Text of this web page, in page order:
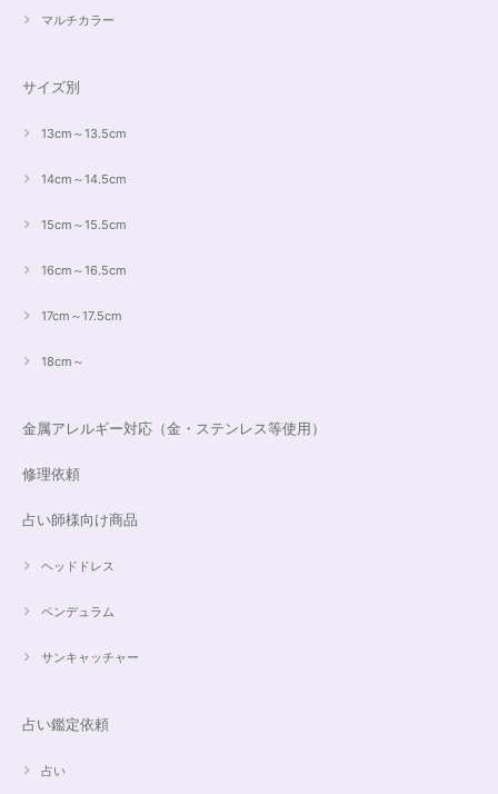
マルチカラー
サイズ別
13cm～13.5cm
14cm～14.5cm
15cm～15.5cm
16cm～16.5cm
17cm～17.5cm
18cm～
金属アレルギー対応（金・ステンレス等使用）
修理依頼
占い師様向け商品
ヘッドドレス
ペンデュラム
サンキャッチャー
占い鑑定依頼
占い